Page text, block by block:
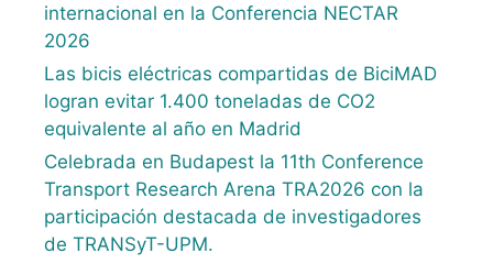
internacional en la Conferencia NECTAR
2026
Las bicis eléctricas compartidas de BiciMAD
logran evitar 1.400 toneladas de CO2
equivalente al año en Madrid
Celebrada en Budapest la 11th Conference
Transport Research Arena TRA2026 con la
participación destacada de investigadores
de TRANSyT-UPM.